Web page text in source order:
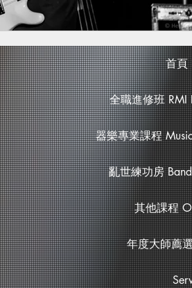
首頁
全職進修班 RMI
器樂專業課程
亂世練功房
其他課程
年度大師薦